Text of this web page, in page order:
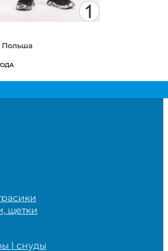
Польша
щетки
| снуды